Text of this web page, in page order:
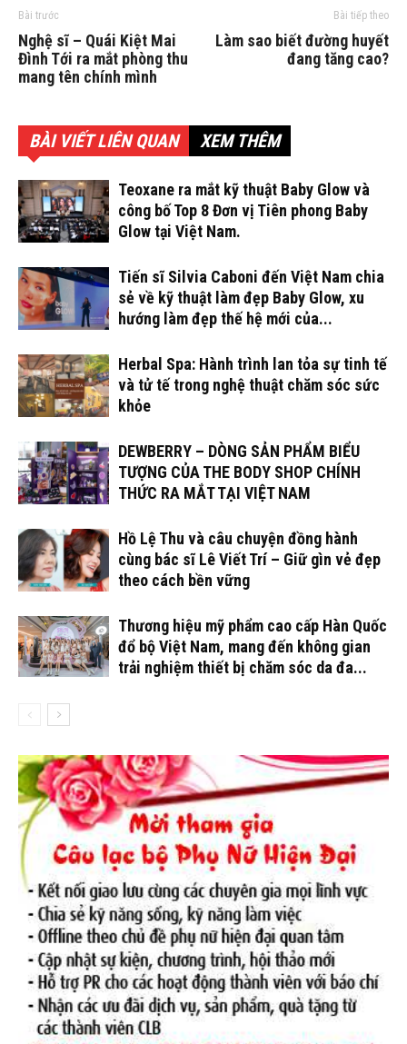
Bài trước
Nghệ sĩ – Quái Kiệt Mai
Đình Tới ra mắt phòng thu
mang tên chính mình
Bài tiếp theo
Làm sao biết đường huyết
đang tăng cao?
BÀI VIẾT LIÊN QUAN XEM THÊM
Teoxane ra mắt kỹ thuật Baby Glow và
công bố Top 8 Đơn vị Tiên phong Baby
Glow tại Việt Nam.
Tiến sĩ Silvia Caboni đến Việt Nam chia
sẻ về kỹ thuật làm đẹp Baby Glow, xu
hướng làm đẹp thế hệ mới của...
Herbal Spa: Hành trình lan tỏa sự tinh tế
và tử tế trong nghệ thuật chăm sóc sức
khỏe
DEWBERRY – DÒNG SẢN PHẨM BIỂU
TƯỢNG CỦA THE BODY SHOP CHÍNH
THỨC RA MẮT TẠI VIỆT NAM
Hồ Lệ Thu và câu chuyện đồng hành
cùng bác sĩ Lê Viết Trí – Giữ gìn vẻ đẹp
theo cách bền vững
Thương hiệu mỹ phẩm cao cấp Hàn Quốc
đổ bộ Việt Nam, mang đến không gian
trải nghiệm thiết bị chăm sóc da đa...